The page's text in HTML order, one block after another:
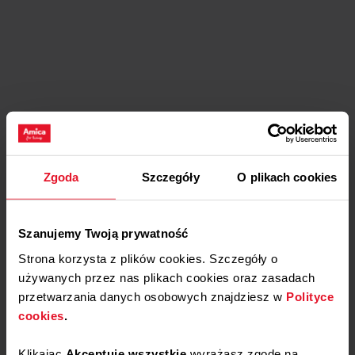
Zgoda Szczegóły O plikach cookies
Szanujemy Twoją prywatność
Strona korzysta z plików cookies. Szczegóły o
używanych przez nas plikach cookies oraz zasadach
przetwarzania danych osobowych znajdziesz w Polityce
cookies